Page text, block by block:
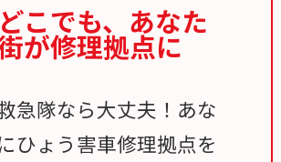
こでも、 あなた
が修理拠点に
急隊なら大丈夫！あな
ひょう害車修理拠点を